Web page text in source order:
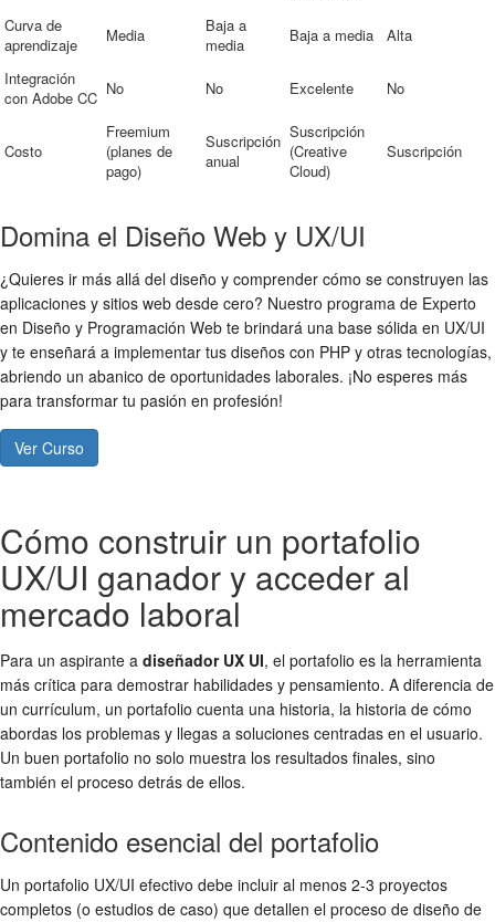
Curva de
aprendizaje
Media
Baja a
media
Baja a media Alta
Integración
con Adobe CC No No Excelente No
Costo
Freemium
(planes de
pago)
Suscripción
anual
Suscripción
(Creative
Cloud)
Suscripción
Domina el Diseño Web y UX/UI
¿Quieres ir más allá del diseño y comprender cómo se construyen las
aplicaciones y sitios web desde cero? Nuestro programa de Experto
en Diseño y Programación Web te brindará una base sólida en UX/UI
y te enseñará a implementar tus diseños con PHP y otras tecnologías,
abriendo un abanico de oportunidades laborales. ¡No esperes más
para transformar tu pasión en profesión!
Ver Curso
Cómo construir un portafolio
UX/UI ganador y acceder al
mercado laboral
Para un aspirante a diseñador UX UI, el portafolio es la herramienta
más crítica para demostrar habilidades y pensamiento. A diferencia de
un currículum, un portafolio cuenta una historia, la historia de cómo
abordas los problemas y llegas a soluciones centradas en el usuario.
Un buen portafolio no solo muestra los resultados finales, sino
también el proceso detrás de ellos.
Contenido esencial del portafolio
Un portafolio UX/UI efectivo debe incluir al menos 2-3 proyectos
completos (o estudios de caso) que detallen el proceso de diseño de